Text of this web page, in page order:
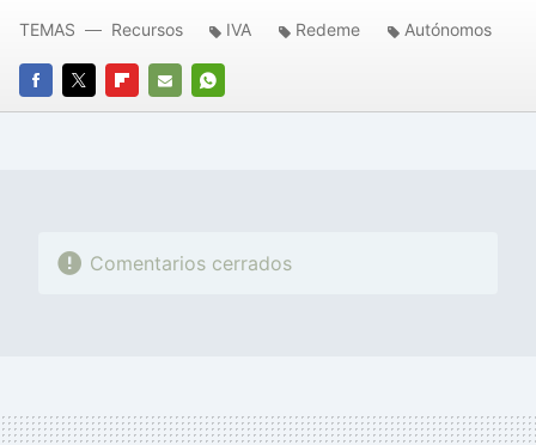
FACEBOOK
TWITTERFLIPBOARD
E-
WHATSAPP
TEMAS Recursos IVA Redeme Autónomos
Comentarios cerrados